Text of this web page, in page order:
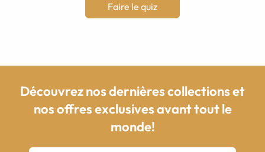
Faire le quiz
Découvrez nos dernières collections et
nos offres exclusives avant tout le
monde!